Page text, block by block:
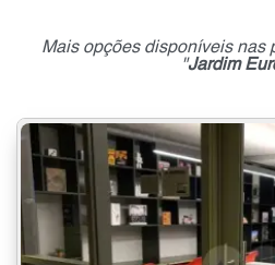
Mais opções disponíveis nas
"Jardim